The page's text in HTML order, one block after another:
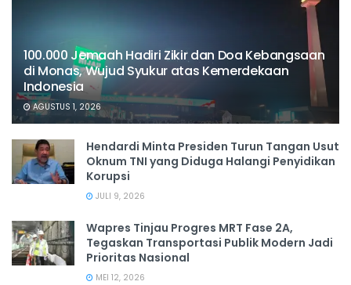
100.000 Jemaah Hadiri Zikir dan Doa Kebangsaan
di Monas, Wujud Syukur atas Kemerdekaan
Indonesia
AGUSTUS 1, 2026
Hendardi Minta Presiden Turun Tangan Usut
Oknum TNI yang Diduga Halangi Penyidikan
Korupsi
JULI 9, 2026
Wapres Tinjau Progres MRT Fase 2A,
Tegaskan Transportasi Publik Modern Jadi
Prioritas Nasional
MEI 12, 2026